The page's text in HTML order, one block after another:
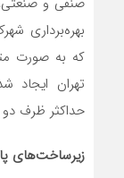
تهران ایجاد
حداکثر ظرف دو
زیرساخت‌های